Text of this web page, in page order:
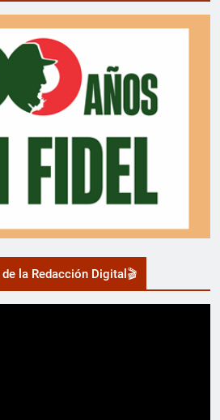
la Redacción Digital🎬